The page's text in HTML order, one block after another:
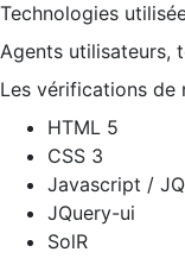
Technologies
Agents utilisateurs,
Les vérifications de
HTML 5
CSS 3
Javascript /
JQuery-ui
SolR